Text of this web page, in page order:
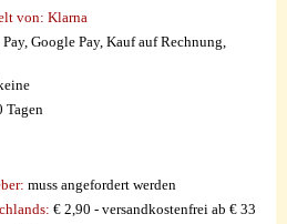
von: Klarna
Google Pay, Kauf auf Rechnung,
Tagen
muss angefordert werden
€ 2,90 - versandkostenfrei ab € 33